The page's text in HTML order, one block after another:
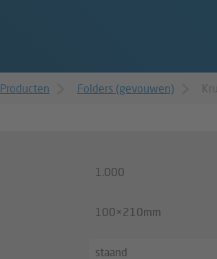
Producten Folders (gevouwen)
1.000
100×210mm
staand